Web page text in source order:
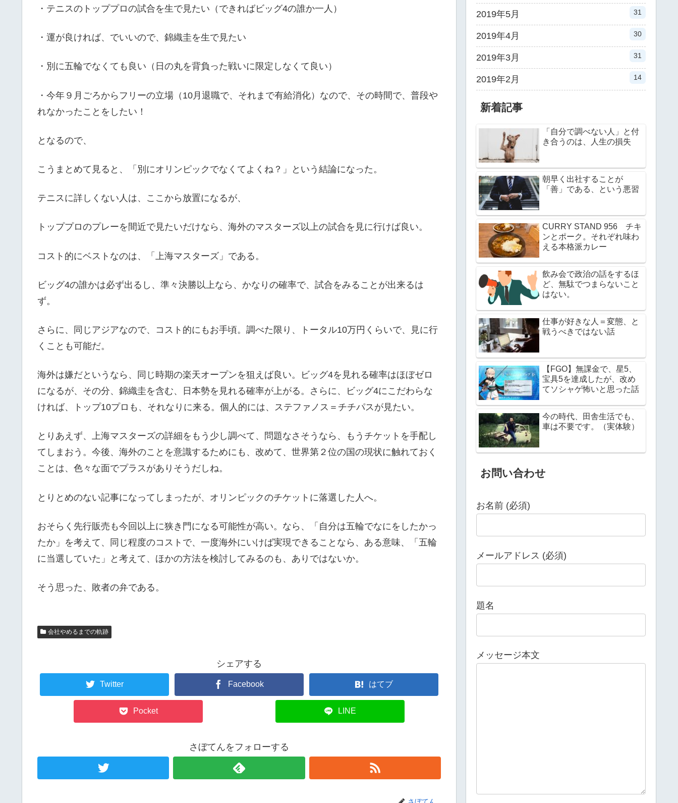
・テニスのトッププロの試合を生で見たい（できればビッグ4の誰か一人）
・運が良ければ、でいいので、錦織圭を生で見たい
・別に五輪でなくても良い（日の丸を背負った戦いに限定しなくて良い）
・今年９月ごろからフリーの立場（10月退職で、それまで有給消化）なので、その時間で、普段や
れなかったことをしたい！
となるので、
こうまとめて見ると、「別にオリンピックでなくてよくね？」という結論になった。
テニスに詳しくない人は、ここから放置になるが、
トッププロのプレーを間近で見たいだけなら、海外のマスターズ以上の試合を見に行けば良い。
コスト的にベストなのは、「上海マスターズ」である。
ビッグ4の誰かは必ず出るし、準々決勝以上なら、かなりの確率で、試合をみることが出来るは
ず。
さらに、同じアジアなので、コスト的にもお手頃。調べた限り、トータル10万円くらいで、見に行
くことも可能だ。
海外は嫌だというなら、同じ時期の楽天オープンを狙えば良い。ビッグ4を見れる確率はほぼゼロ
になるが、その分、錦織圭を含む、日本勢を見れる確率が上がる。さらに、ビッグ4にこだわらな
ければ、トップ10プロも、それなりに来る。個人的には、ステファノス＝チチパスが見たい。
とりあえず、上海マスターズの詳細をもう少し調べて、問題なさそうなら、もうチケットを手配し
てしまおう。今後、海外のことを意識するためにも、改めて、世界第２位の国の現状に触れておく
ことは、色々な面でプラスがありそうだしね。
とりとめのない記事になってしまったが、オリンピックのチケットに落選した人へ。
おそらく先行販売も今回以上に狭き門になる可能性が高い。なら、「自分は五輪でなにをしたかっ
たか」を考えて、同じ程度のコストで、一度海外にいけば実現できることなら、ある意味、「五輪
に当選していた」と考えて、ほかの方法を検討してみるのも、ありではないか。
そう思った、敗者の弁である。
会社やめるまでの軌跡
シェアする
Twitter Facebook はてブ
Pocket LINE
さぼてんをフォローする
2019年5月 31
2019年4月 30
2019年3月 31
2019年2月 14
新着記事
「自分で調べない人」と付
き合うのは、人生の損失
朝早く出社することが
「善」である、という悪習
CURRY STAND 956 チキ
ンとポーク。それぞれ味わ
える本格派カレー
飲み会で政治の話をするほ
ど、無駄でつまらないこと
はない。
仕事が好きな人＝変態、と
戦うべきではない話
【FGO】無課金で、星5、
宝具5を達成したが、改め
てソシャゲ怖いと思った話
今の時代、田舎生活でも、
車は不要です。（実体験）
お問い合わせ
お名前 (必須)
メールアドレス (必須)
題名
メッセージ本文